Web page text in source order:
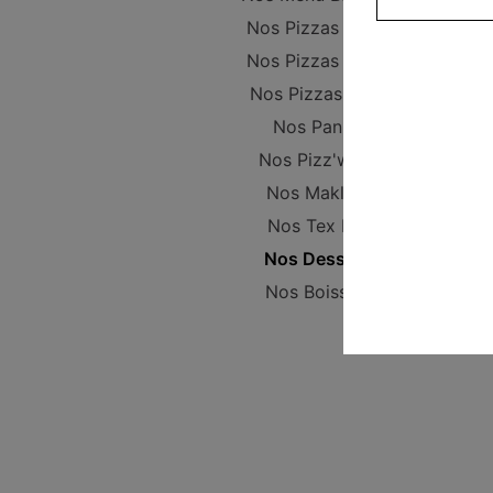
Nos Pizzas Junior
Nos Pizzas Senior
Nos Pizzas Méga
Nos Paninis
Nos Pizz'wichs
Nos Makloub
Nos Tex Mex
Nos Desserts
Nos Boissons